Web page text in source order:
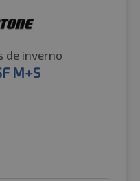
de inverno
M+S